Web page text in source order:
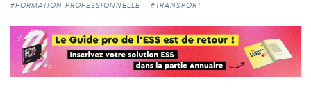
#FORMATION PROFESSIONNELLE #TRANSPORT